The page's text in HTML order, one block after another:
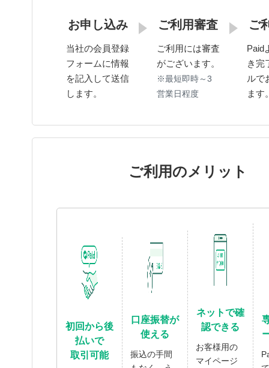
お申し込み
当社の会員登録
フォームに情報
を記入して送信
します。
ご利用審査
ご利用には審査
がございます。
※最短即時～3
営業日程度
ご
Paid
き完
ルで
ます
ご利用のメリット
初回から後
払いで
取引可能
口座振替が
使える
振込の手間
ネットで確
認できる
お客様用の
マイページ